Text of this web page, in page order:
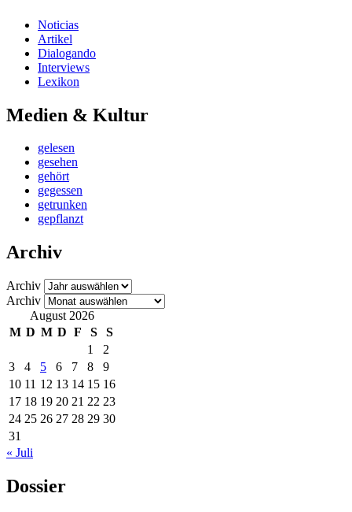
Noticias
Artikel
Dialogando
Interviews
Lexikon
Medien & Kultur
gelesen
gesehen
gehört
gegessen
getrunken
gepflanzt
Archiv
Archiv
Archiv
August 2026
M D M D F S
S
1
2
3
4 5 6 7 8
9
10 11 12 13 14 15 16
17 18 19 20 21 22 23
24 25 26 27 28 29 30
31
« Juli
Dossier